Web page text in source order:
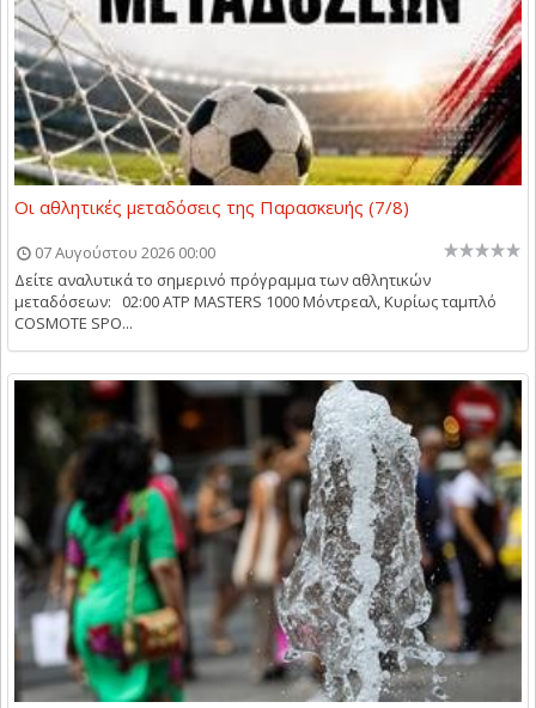
Οι αθλητικές μεταδόσεις της Παρασκευής (7/8)
07 Αυγούστου 2026 00:00
Δείτε αναλυτικά το σημερινό πρόγραμμα των αθλητικών
μεταδόσεων: 02:00 ATP MASTERS 1000 Μόντρεαλ, Κυρίως ταμπλό
COSMOTE SPO...